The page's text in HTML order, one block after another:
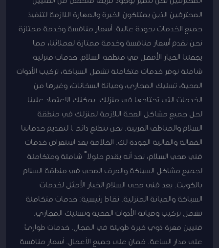
المحترفين الذين يمتلكون الخبرة والمهارة اللازمة لتنفيذ
جميع الخدمات بجودة عالية. أسعار منافسة وخدمة ممتازة
نحن نقدم أسعار منافسة وخدمة ممتازة لعملائنا، مما
يجعلنا الخيار الأفضل في منطقة السلام. خدمات منزلية
شاملة نوفر خدمات متكاملة تشمل السباكة، تركيب الأدوات
الصحية، تسليك المجاري، وصيانة السخانات، وغيرها من
الخدمات التي تحتاجها في منزلك. يمكنك الاعتماد علينا
لحل جميع مشاكل الصحة اللازمة لمنزلك في منطقة
السلام والمناطق القريبة. نحن نتطلع دائمًا لتقديم خدماتنا
الفعالة والعالية الجودة لك. الخلاصة بعد استعراض خدمات
فني صحي السلام، نجد أنه يقدم حلولاً شاملة ومتكاملة
لجميع مشاكل السباكة والصرف الصحي في منطقة السلام
بالكويت. يعد فنى صحى السلام الخيار الأمثل لخدمات
السباكة والصيانة المنزلية. نقاط رئيسية: خدمات متكاملة
تشمل تركيب وصيانة الأدوات الصحية وتسليك المجاري.
فنيين مهرة ذوي خبرة طويلة في المجال. خدمات طوارئ
على مدار الساعة. ضمان على جميع الأعمال. أسعار منافسة